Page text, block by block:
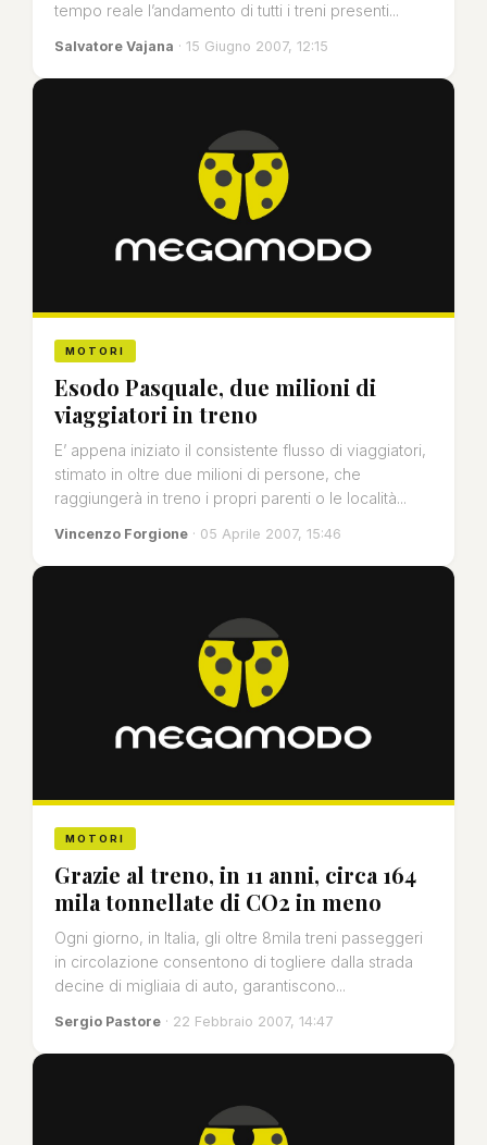
tempo reale l’andamento di tutti i treni presenti...
Salvatore Vajana · 15 Giugno 2007, 12:15
MOTORI
Esodo Pasquale, due milioni di
viaggiatori in treno
E’ appena iniziato il consistente flusso di viaggiatori,
stimato in oltre due milioni di persone, che
raggiungerà in treno i propri parenti o le località...
Vincenzo Forgione · 05 Aprile 2007, 15:46
MOTORI
Grazie al treno, in 11 anni, circa 164
mila tonnellate di CO2 in meno
Ogni giorno, in Italia, gli oltre 8mila treni passeggeri
in circolazione consentono di togliere dalla strada
decine di migliaia di auto, garantiscono...
Sergio Pastore · 22 Febbraio 2007, 14:47